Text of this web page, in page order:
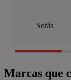
Sofás
Marcas que